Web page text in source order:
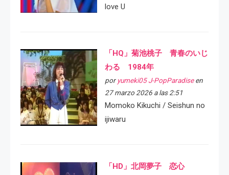
love U
「HQ」菊池桃子 青春のいじ
わる 1984年
por yumeki05 J-PopParadiseen
27 marzo 2026 a las 2:51
Momoko Kikuchi / Seishun no
ijiwaru
「HD」北岡夢子 恋心